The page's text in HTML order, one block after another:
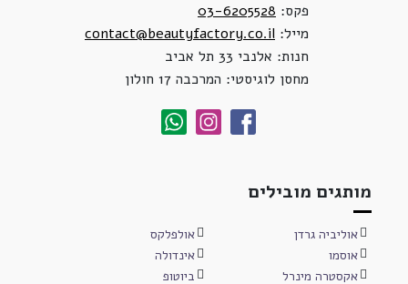
פקס: 03-6205528
מייל: contact@beautyfactory.co.il
חנות: אלנבי 33 תל אביב
מחסן לוגיסטי: המרכבה 17 חולון
מותגים מובילים
אוליביה גרדן
אולפלקס
אוסמו
אינדולה
אקסטרה מינרל
ביוטופ